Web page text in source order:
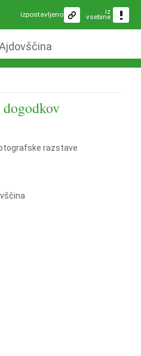
iz
vsebine
izpostavljeno
razstave